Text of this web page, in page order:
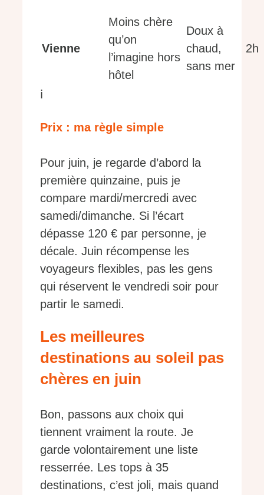
Vienne
Moins chère
qu’on
l’imagine hors
hôtel
Doux à
chaud,
sans mer
2h
ℹ️
Prix : ma règle simple
Pour juin, je regarde d’abord la
première quinzaine, puis je
compare mardi/mercredi avec
samedi/dimanche. Si l’écart
dépasse 120 € par personne, je
décale. Juin récompense les
voyageurs flexibles, pas les gens
qui réservent le vendredi soir pour
partir le samedi.
Les meilleures
destinations au soleil pas
chères en juin
Bon, passons aux choix qui
tiennent vraiment la route. Je
garde volontairement une liste
resserrée. Les tops à 35
destinations, c’est joli, mais quand